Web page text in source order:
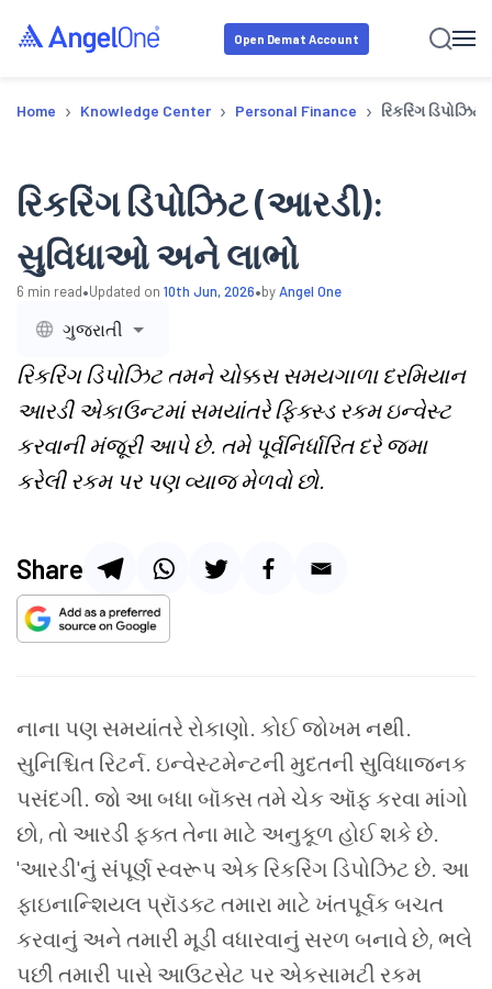
Open Demat Account
Home › Knowledge Center › Personal Finance › રિકરિંગ
રિકરિંગ ડિપોઝિટ (આરડી):
સુવિધાઓ અને લાભો
6 min read•Updated on 10th Jun, 2026•byAngel One
ગુજરાતી
રિકરિંગ ડિપોઝિટ તમને ચોક્કસ સમયગાળા દરમિયાન
આરડી એકાઉન્ટમાં સમયાંતરે ફિક્સ્ડ રકમ ઇન્વેસ્ટ
કરવાની મંજૂરી આપે છે. તમે પૂર્વનિર્ધારિત દરે જમા
કરેલી રકમ પર પણ વ્યાજ મેળવો છો.
Share
નાના પણ સમયાંતરે રોકાણો. કોઈ જોખમ નથી.
સુનિશ્ચિત રિટર્ન. ઇન્વેસ્ટમેન્ટની મુદતની સુવિધાજનક
પસંદગી. જો આ બધા બૉક્સ તમે ચેક ઑફ કરવા માંગો
છો, તો આરડી ફક્ત તેના માટે અનુકૂળ હોઈ શકે છે.
'આરડી'નું સંપૂર્ણ સ્વરૂપ એક રિકરિંગ ડિપોઝિટ છે. આ
ફાઇનાન્શિયલ પ્રૉડક્ટ તમારા માટે ખંતપૂર્વક બચત
કરવાનું અને તમારી મૂડી વધારવાનું સરળ બનાવે છે, ભલે
પછી તમારી પાસે આઉટસેટ પર એકસામટી રકમ